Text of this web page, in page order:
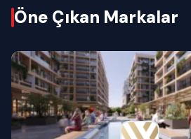
Öne Çıkan Markalar